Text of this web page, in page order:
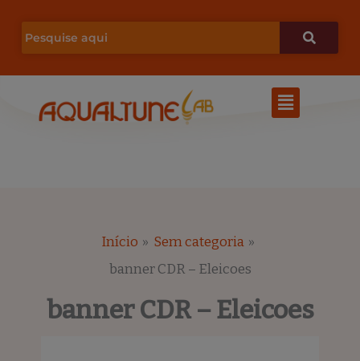
para
Menu
Início
Sem categoria
banner CDR – Eleicoes
banner CDR – Eleicoes